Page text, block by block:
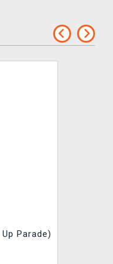
Parade)